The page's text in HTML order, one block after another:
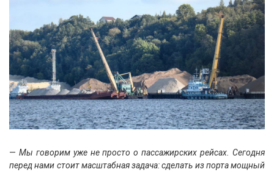
— Мы говорим уже не просто о пассажирских рейсах. Сегодня
перед нами стоит масштабная задача: сделать из порта мощный